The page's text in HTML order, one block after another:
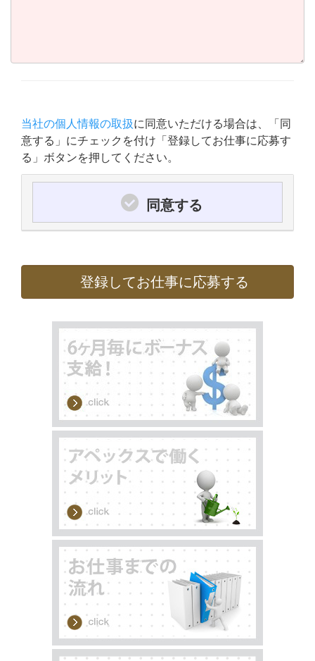
当社の個人情報の取扱に同意いただける場合は、「同
意する」にチェックを付け「登録してお仕事に応募す
る」ボタンを押してください。
同意する